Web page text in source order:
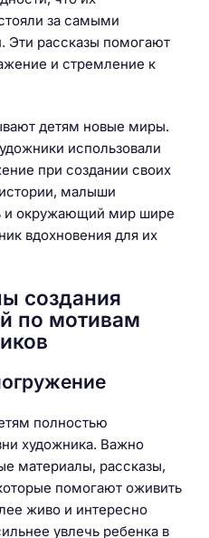
за самыми
Эти рассказы помогают
и стремление к
детям новые миры.
использовали
при создании своих
малыши
и окружающий мир шире
вдохновения для их
создания
по мотивам
полностью
художника. Важно
материалы, рассказы,
помогают оживить
живо и интересно
увлечь ребенка в